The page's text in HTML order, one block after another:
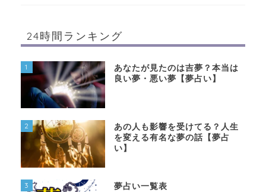
24時間ランキング
1
あなたが見たのは吉夢？本当は
良い夢・悪い夢【夢占い】
2
あの人も影響を受けてる？人生
を変える有名な夢の話【夢占
い】
3 夢占い一覧表